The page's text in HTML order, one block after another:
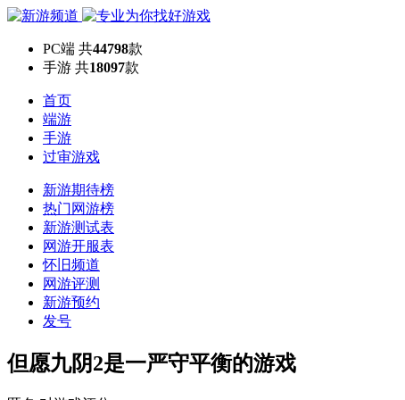
PC端 共44798款
手游 共18097款
首页
端游
手游
过审游戏
新游期待榜
热门网游榜
新游测试表
网游开服表
怀旧频道
网游评测
新游预约
发号
但愿九阴2是一严守平衡的游戏